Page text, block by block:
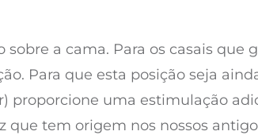
a cama. Para os casais que
Para que esta posição seja
uma estimulação
que tem origem nos nossos